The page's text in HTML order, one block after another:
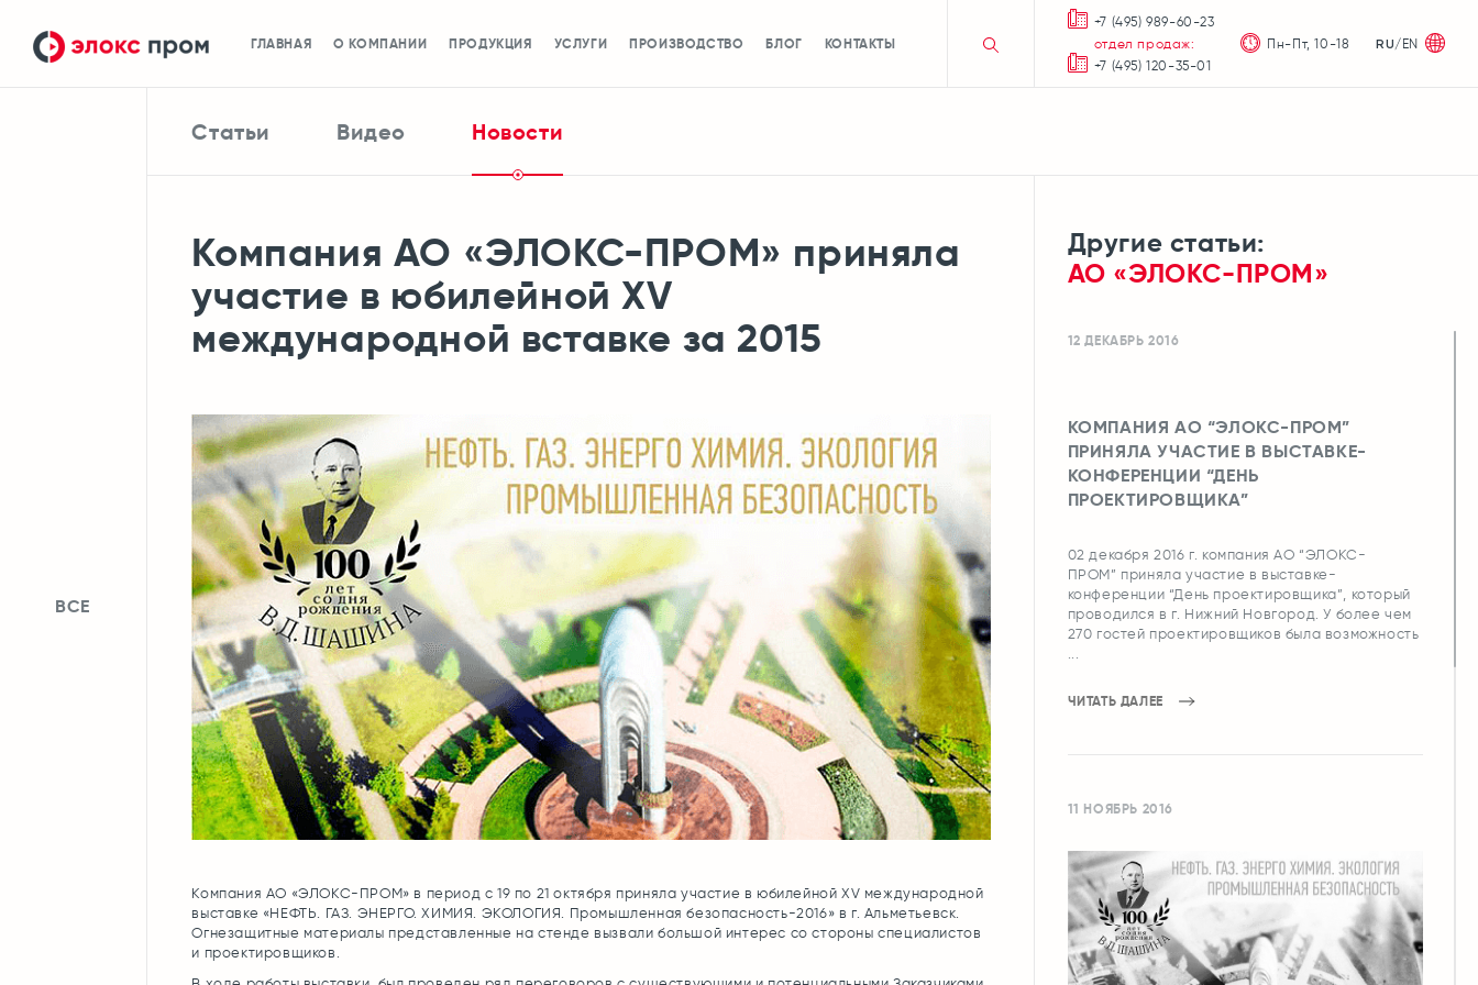
ГЛАВНАЯ О КОМПАНИИ ПРОДУКЦИЯ УСЛУГИ ПРОИЗВОДСТВО БЛОГ КОНТАКТЫ
+7 (495) 989-60-23
отдел продаж:
+7 (495) 120-35-01
Пн-Пт, 10-18 RU/EN
ВСЕ
Статьи Видео Новости
Компания АО «ЭЛОКС-ПРОМ» приняла
участие в юбилейной XV
международной вставке за 2015
Компания АО «ЭЛОКС-ПРОМ» в период с 19 по 21 октября приняла участие в юбилейной XV международной
выставке «НЕФТЬ. ГАЗ. ЭНЕРГО. ХИМИЯ. ЭКОЛОГИЯ. Промышленная безопасность-2016» в г. Альметьевск.
Огнезащитные материалы представленные на стенде вызвали большой интерес со стороны специалистов
и проектировщиков.
Другие статьи:
АО «ЭЛОКС-ПРОМ»
12 ДЕКАБРЬ 2016
КОМПАНИЯ АО “ЭЛОКС-ПРОМ”
ПРИНЯЛА УЧАСТИЕ В ВЫСТАВКЕ-
КОНФЕРЕНЦИИ “ДЕНЬ
ПРОЕКТИРОВЩИКА”
02 декабря 2016 г. компания АО “ЭЛОКС-
ПРОМ” приняла участие в выставке-
конференции “День проектировщика”, который
проводился в г. Нижний Новгород. У более чем
270 гостей проектировщиков была возможность
...
ЧИТАТЬ ДАЛЕЕ
11 НОЯБРЬ 2016